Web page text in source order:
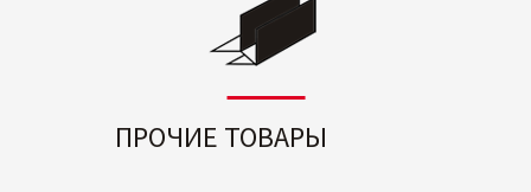
ПРОЧИЕ ТОВАРЫ